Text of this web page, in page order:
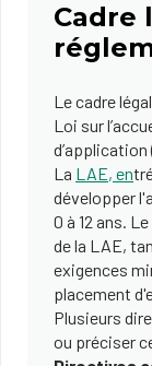
Cadre
Le cadre
Loi sur
d’application
La LAE, en
développer
0 à 12 ans. Le
de la LAE,
exigences
placement
Plusieurs
ou préciser